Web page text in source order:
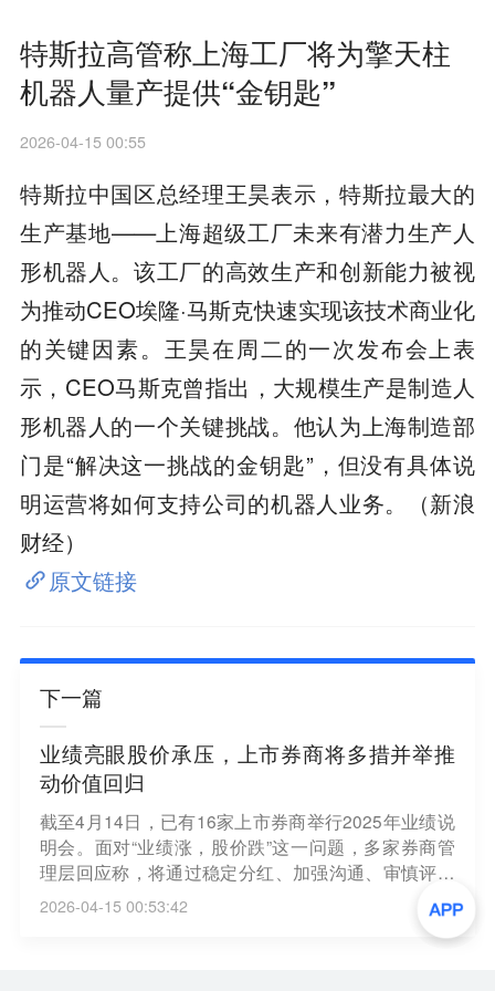
特斯拉高管称上海工厂将为擎天柱
机器人量产提供“金钥匙”
2026-04-15 00:55
特斯拉中国区总经理王昊表示，特斯拉最大的
生产基地——上海超级工厂未来有潜力生产人
形机器人。该工厂的高效生产和创新能力被视
为推动CEO埃隆·马斯克快速实现该技术商业化
的关键因素。王昊在周二的一次发布会上表
示，CEO马斯克曾指出，大规模生产是制造人
形机器人的一个关键挑战。他认为上海制造部
门是“解决这一挑战的金钥匙”，但没有具体说
明运营将如何支持公司的机器人业务。（新浪
财经）
原文链接
下一篇
业绩亮眼股价承压，上市券商将多措并举推
动价值回归
截至4月14日，已有16家上市券商举行2025年业绩说
明会。面对“业绩涨，股价跌”这一问题，多家券商管
理层回应称，将通过稳定分红、加强沟通、审慎评估
其他价值实现工具等一系列市值管理举措，努力推动
公司价值与股价长期协同回归。从基本面来看，券商
板块2025年成绩单颇为亮眼。Choice数据显示：已披
2026-04-15 00:53:42